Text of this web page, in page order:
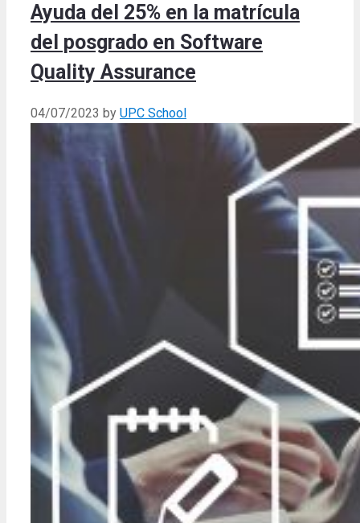
Ayuda del 25% en la matrícula
del posgrado en Software
Quality Assurance
04/07/2023 by UPC School